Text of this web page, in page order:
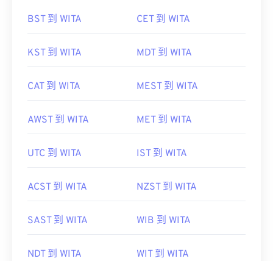
BST 到 WITA CET 到 WITA
KST 到 WITA MDT 到 WITA
CAT 到 WITA MEST 到 WITA
AWST 到 WITA MET 到 WITA
UTC 到 WITA IST 到 WITA
ACST 到 WITA NZST 到 WITA
SAST 到 WITA WIB 到 WITA
NDT 到 WITA WIT 到 WITA